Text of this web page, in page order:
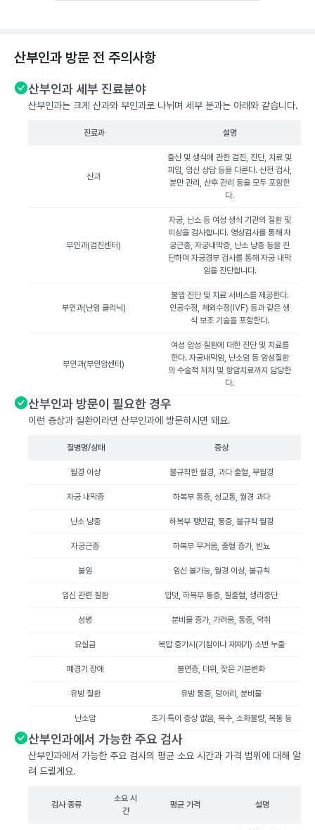
산부인과 방문 전 주의사항
산부인과 세부 진료분야
산부인과는 크게 산과와 부인과로 나뉘며 세부 분과는 아래와 같습니다.
진료과 설명
산과
출산 및 생식에 관한 검진, 진단, 치료 및
피임, 임신 상담 등을 다룬다. 산전 검사,
분만 관리, 산후 관리 등을 모두 포함한
다.
부인과(검진센터)
자궁, 난소 등 여성 생식 기관의 질환 및
이상을 검사합니다. 영상검사를 통해 자
궁근종, 자궁내막증, 난소 낭종 등을 진
단하며 자궁경부 검사를 통해 자궁 내막
암을 진단합니다.
부인과(난임 클리닉)
불임 진단 및 치료 서비스를 제공한다.
인공수정, 체외수정(IVF) 등과 같은 생
식 보조 기술을 포함한다.
부인과(부인암센터)
여성 암성 질환에 대한 진단 및 치료를
한다. 자궁내막암, 난소암 등 암성질환
의 수술적 처치 및 항암치료까지 담당한
다.
산부인과 방문이 필요한 경우
이런 증상과 질환이라면 산부인과에 방문하시면 돼요.
질병명/상태 증상
월경 이상 불규칙한 월경, 과다 출혈, 무월경
자궁 내막증 하복부 통증, 성교통, 월경 과다
난소 낭종 하복부 팽만감, 통증, 불규칙 월경
자궁근종 하복부 무거움, 출혈 증가, 빈뇨
불임 임신 불가능, 월경 이상, 불규칙
임신 관련 질환 입덧, 하복부 통증, 질출혈, 생리중단
성병 분비물 증가, 가려움, 통증, 악취
요실금 복압 증가시(기침이나 재채기) 소변 누출
폐경기 장애 불면증, 더위, 잦은 기분변화
유방 질환 유방 통증, 덩어리, 분비물
난소암 초기 특이 증상 없음, 복수, 소화불량, 복통 등
산부인과에서 가능한 주요 검사
산부인과에서 가능한 주요 검사의 평균 소요 시간과 가격 범위에 대해 알
려 드릴게요.
검사 종류
소요 시
간
평균 가격 설명